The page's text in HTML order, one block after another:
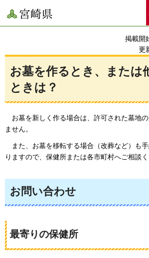
宮崎県
掲載開
更
お墓を作るとき、または
ときは？
お墓を新しく作る場合は、許可された墓地
ません。
また、 お墓を移転する場合（改葬など）も
りますので、保健所または各市町村へご相談く
お問い合わせ
最寄りの保健所